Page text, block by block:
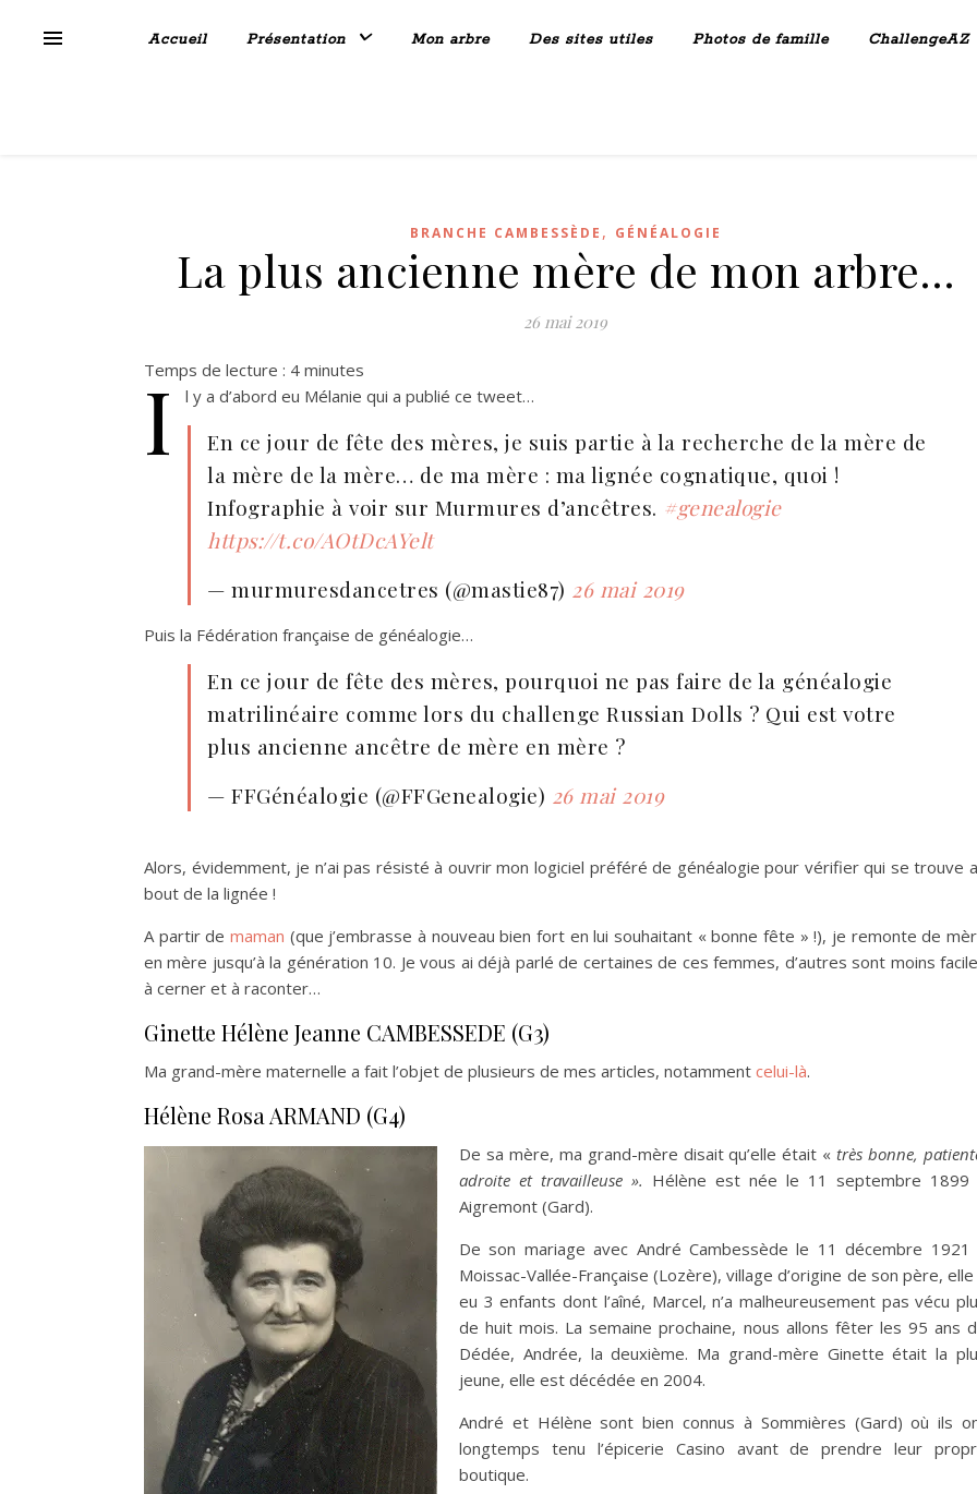
Accueil Présentation Mon arbre Des sites utiles Photos de famille ChallengeAZ
BRANCHE CAMBESSÈDE , GÉNÉALOGIE
La plus ancienne mère de mon arbre…
26 mai 2019
Temps de lecture : 4 minutes
I l y a d’abord eu Mélanie qui a publié ce tweet…
En ce jour de fête des mères, je suis partie à la recherche de la mère de
la mère de la mère… de ma mère : ma lignée cognatique, quoi !
Infographie à voir sur Murmures d’ancêtres. #genealogie
https://t.co/AOtDcAYelt
— murmuresdancetres (@mastie87) 26 mai 2019
Puis la Fédération française de généalogie…
En ce jour de fête des mères, pourquoi ne pas faire de la généalogie
matrilinéaire comme lors du challenge Russian Dolls ? Qui est votre
plus ancienne ancêtre de mère en mère ?
— FFGénéalogie (@FFGenealogie) 26 mai 2019
Alors, évidemment, je n’ai pas résisté à ouvrir mon logiciel préféré de généalogie pour vérifier qui se trouve
bout de la lignée !
A partir de maman (que j’embrasse à nouveau bien fort en lui souhaitant « bonne fête » !), je remonte de
en mère jusqu’à la génération 10. Je vous ai déjà parlé de certaines de ces femmes, d’autres sont moins
à cerner et à raconter…
Ginette Hélène Jeanne CAMBESSEDE (G3)
Ma grand-mère maternelle a fait l’objet de plusieurs de mes articles, notamment celui-là.
Hélène Rosa ARMAND (G4)
De sa mère, ma grand-mère disait qu’elle était «très bonne,
adroite et travailleuse ». Hélène est née le 11 septembre 1899
Aigremont (Gard).
De son mariage avec André Cambessède le 11 décembre 1921
Moissac-Vallée-Française (Lozère), village d’origine de son père, elle
eu 3 enfants dont l’aîné, Marcel, n’a malheureusement pas vécu
de huit mois. La semaine prochaine, nous allons fêter les 95 ans
Dédée, Andrée, la deuxième. Ma grand-mère Ginette était la
jeune, elle est décédée en 2004.
André et Hélène sont bien connus à Sommières (Gard) où ils
longtemps tenu l’épicerie Casino avant de prendre leur
boutique.